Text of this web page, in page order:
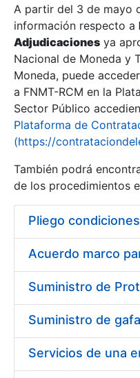
Show/Hide
Show/Hide
Show/Hide
A partir del 3 de mayo
información respecto a
Adjudicaciones ya
Nacional de Moneda y
Moneda, puede
a FNMT-RCM en la
Sector Público
Plataforma de
(https://
También podrá
de los procedimientos